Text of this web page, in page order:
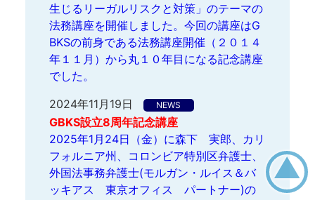
生じるリーガルリスクと対策」のテーマの
法務講座を開催しました。今回の講座はG
BKSの前身である法務講座開催（２０１４
年１１月）から丸１０年目になる記念講座
でした。
2024年11月19日
NEWS
GBKS設立8周年記念講座
2025年1月24日（金）に森下 実郎、カリ
フォルニア州、コロンビア特別区弁護士、
外国法事務弁護士(モルガン・ルイス＆バ
ッキアス 東京オフィス パートナー)の
▲